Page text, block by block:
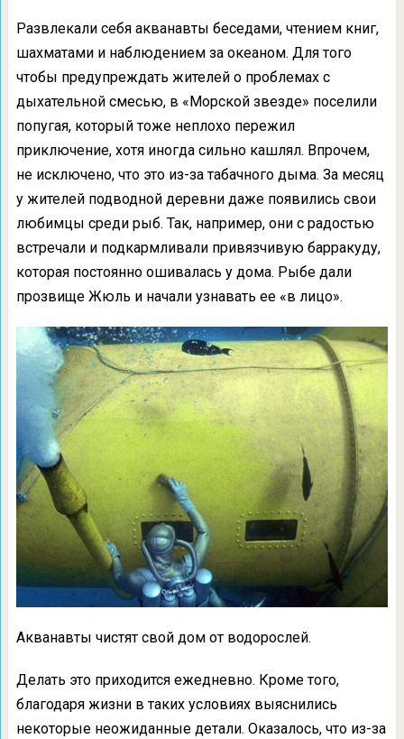
Развлекали себя акванавты беседами, чтением книг,
шахматами и наблюдением за океаном. Для того
чтобы предупреждать жителей о проблемах с
дыхательной смесью, в «Морской звезде» поселили
попугая, который тоже неплохо пережил
приключение, хотя иногда сильно кашлял. Впрочем,
не исключено, что это из-за табачного дыма. За месяц
у жителей подводной деревни даже появились свои
любимцы среди рыб. Так, например, они с радостью
встречали и подкармливали привязчивую барракуду,
которая постоянно ошивалась у дома. Рыбе дали
прозвище Жюль и начали узнавать ее «в лицо».
Акванавты чистят свой дом от водорослей.
Делать это приходится ежедневно. Кроме того,
благодаря жизни в таких условиях выяснились
некоторые неожиданные детали. Оказалось, что из-за